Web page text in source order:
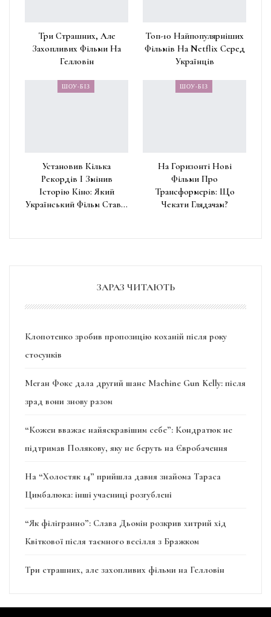
Три Страшних, Але
Захопливих Фільми На
Гелловін
Топ-10 Найпопулярніших
Фільмів На Netflix Серед
Українців
ШОУ-БІЗ
Установив Кілька
Рекордів І Змінив
Історію Кіно: Який
Український Фільм Став…
ШОУ-БІЗ
На Горизонті Нові
Фільми Про
Трансформерів: Що
Чекати Глядачам?
ЗАРАЗ ЧИТАЮТЬ
Клопотенко зробив пропозицію коханій після року
стосунків
Меган Фокс дала другий шанс Machine Gun Kelly: після
зрад вони знову разом
“Кожен вважає найяскравішим себе”: Кондратюк не
підтримав Полякову, яку не беруть на Євробачення
На “Холостяк 14” прийшла давня знайома Тараса
Цимбалюка: інші учасниці розгублені
“Як філігранно”: Слава Дьомін розкрив хитрий хід
Квіткової після таємного весілля з Бражком
Три страшних, але захопливих фільми на Гелловін